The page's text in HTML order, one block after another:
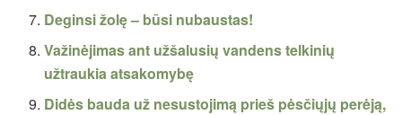
Deginsi žolę – būsi nubaustas!
Važinėjimas ant užšalusių vandens telkinių
užtraukia atsakomybę
Didės bauda už nesustojimą prieš pėsčiųjų perėją,